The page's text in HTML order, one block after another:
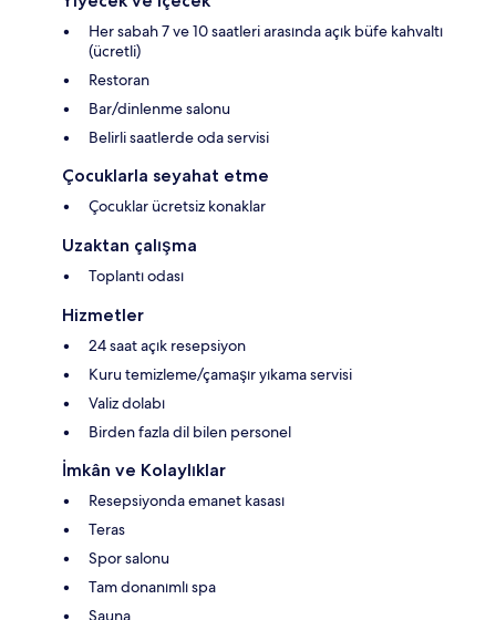
Her sabah 7 ve 10 saatleri arasında açık büfe kahvaltı
(ücretli)
Restoran
Bar/dinlenme salonu
Belirli saatlerde oda servisi
Çocuklarla seyahat etme
Çocuklar ücretsiz konaklar
Uzaktan çalışma
Toplantı odası
Hizmetler
24 saat açık resepsiyon
Kuru temizleme/çamaşır yıkama servisi
Valiz dolabı
Birden fazla dil bilen personel
İmkân ve Kolaylıklar
Resepsiyonda emanet kasası
Teras
Spor salonu
Tam donanımlı spa
Sauna